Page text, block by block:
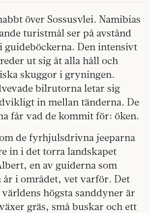
över Sossusvlei. Namibias
turistmål ser på avstånd
guideböckerna. Den intensivt
ut sig åt alla håll och
skuggor i gryningen.
bilrutorna letar sig
in mellan tänderna. De
får vad de kommit för: öken.
de fyrhjulsdrivna jeeparna
in i det torra landskapet
en av guiderna som
år i området, vet varför. Det
världens högsta sanddyner är
gräs, små buskar och ett